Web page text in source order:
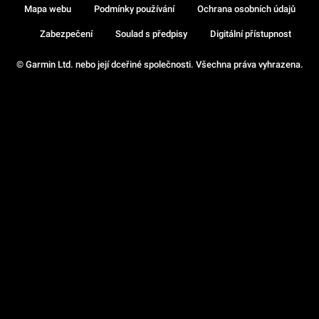
© Garmin Ltd. nebo její dceřiné společnosti. Všechna práva vyhrazena.
Mapa webu Podmínky používání Ochrana osobních údajů
Zabezpečení Soulad s předpisy Digitální přístupnost